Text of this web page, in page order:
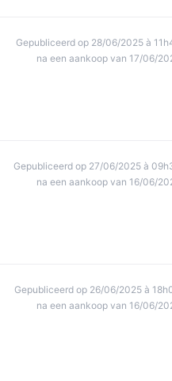
Gepubliceerd op 28/06/2025 à
na een aankoop van 17/06/
Gepubliceerd op 27/06/2025 à
na een aankoop van 16/06/
Gepubliceerd op 26/06/2025 à
na een aankoop van 16/06/